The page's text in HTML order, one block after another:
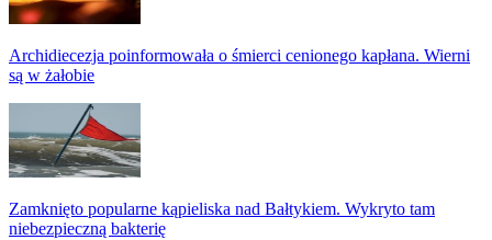
Archidiecezja poinformowała o śmierci cenionego kapłana. Wierni
są w żałobie
Zamknięto popularne kąpieliska nad Bałtykiem. Wykryto tam
niebezpieczną bakterię